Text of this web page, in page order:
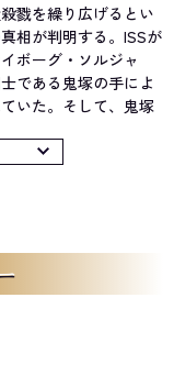
戮を繰り広げるとい
相が判明する。ISSが
ボーグ・ソルジャ
である鬼塚の手によ
いた。そして、鬼塚
々を襲っていた。こ
真も呼応反応の影響
ライダーシン」へと
蹂躙した「改造兵士
を見た深町もとりあ